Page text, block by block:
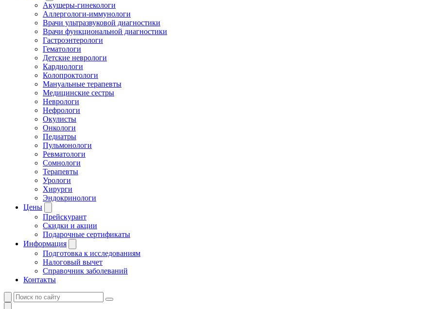
Акушеры-гинекологи
Аллергологи-иммунологи
Врачи ультразвуковой диагностики
Врачи функциональной диагностики
Гастроэнтерологи
Гематологи
Детские неврологи
Кардиологи
Колопроктологи
Мануальные терапевты
Медицинские сестры
Неврологи
Нефрологи
Окулисты
Онкологи
Педиатры
Пульмонологи
Ревматологи
Сомнологи
Терапевты
Урологи
Хирурги
Эндокринологи
Цены
Прейскурант
Скидки и акции
Подарочные сертификаты
Информация
Подготовка к исследованиям
Налоговый вычет
Справочник заболеваний
Контакты